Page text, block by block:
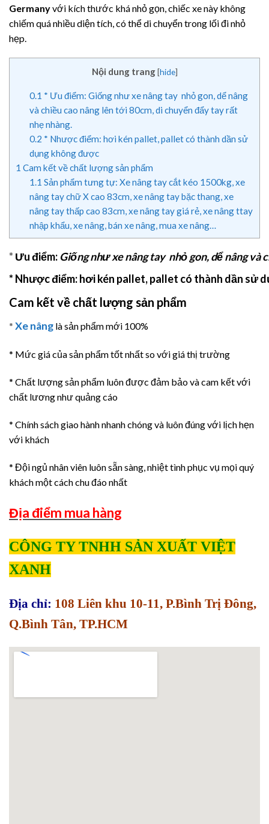
Germanyvới kích thước khá nhỏ gọn, chiếc xe này không
chiếm quá nhiều diện tích, có thể di chuyển trong lối đi nhỏ
hẹp.
Nội dung trang [hide]
0.1 * Ưu điểm: Giống như xe nâng tay nhỏ gon, dể nâng
và chiều cao nâng lên tới 80cm, di chuyển đẩy tay rất
nhẹ nhàng.
0.2 * Nhược điểm: hơi kén pallet, pallet có thành dần sử
dụng không được
1 Cam kết về chất lượng sản phẩm
1.1 Sản phẩm tưng tự: Xe nâng tay cắt kéo 1500kg, xe
nâng tay chữ X cao 83cm, xe nâng tay bặc thang, xe
nâng tay thấp cao 83cm, xe nâng tay giá rẻ, xe nâng ttay
nhập khẩu, xe nâng, bán xe nâng, mua xe nâng…
* Ưu điểm: Giống như xe nâng tay nhỏ gon, dể nâng và
* Nhược điểm:hơi kén pallet, pallet có thành dần sử
Cam kết về chất lượng sản phẩm
* Xe nâng là sản phẩm mới 100%
* Mức giá của sản phẩm tốt nhất so với giá thị trường
* Chất lượng sản phẩm luôn được đảm bảo và cam kết với
chất lương như quảng cáo
* Chính sách giao hành nhanh chóng và luôn đúng với lịch hẹn
với khách
* Đội ngủ nhân viên luôn sẵn sàng, nhiệt tình phục vụ mọi quý
khách một cách chu đáo nhất
Địa điểm mua hàng
CÔNG TY TNHH SẢN XUẤT VIỆT
XANH
Địa chỉ: 108 Liên khu 10-11, P.Bình Trị Đông,
Q.Bình Tân, TP.HCM